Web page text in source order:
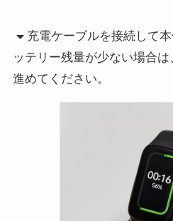
充電ケーブルを接続して
ッテリー残量が少ない場合
進めてください。